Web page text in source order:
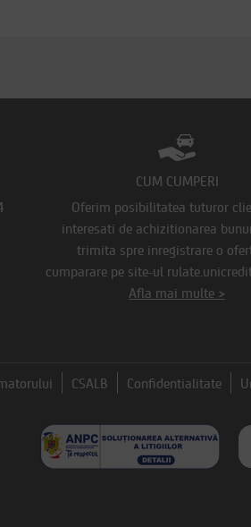
CUM CUMPERI
Oferim posibilitatea tuturor
interesati de achizitionarea
trimita spre inregistrare o
cumparare pe site-ul
Afla mai multe >
CSALB Confidentialitate